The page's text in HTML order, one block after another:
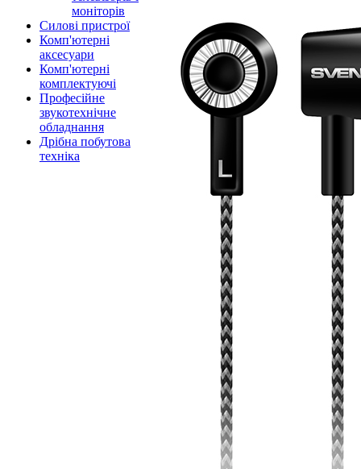
моніторів
Силові пристрої
Комп'ютерні
аксесуари
Комп'ютерні
комплектуючі
Професійне
звукотехнічне
обладнання
Дрібна побутова
техніка